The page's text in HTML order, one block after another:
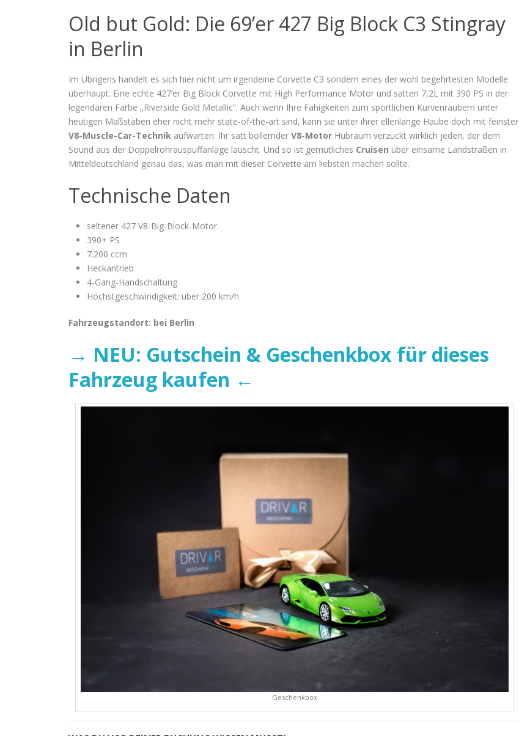
Old but Gold: Die 69’er 427 Big Block C3 Stingray
in Berlin
Im Übrigens handelt es sich hier nicht um irgendeine Corvette C3 sondern eines der wohl begehrtesten Modelle
überhaupt: Eine echte 427’er Big Block Corvette mit High Performance Motor und satten 7,2L mit 390 PS in der
legendären Farbe „Riverside Gold Metallic“. Auch wenn Ihre Fähigkeiten zum sportlichen Kurvenräubern unter
heutigen Maßstäben eher nicht mehr state-of-the-art sind, kann sie unter ihrer ellenlange Haube doch mit feinster
V8-Muscle-Car-Technik aufwarten: Ihr satt bollernder V8-Motor Hubraum verzückt wirklich jeden, der dem
Sound aus der Doppelrohrauspuffanlage lauscht. Und so ist gemütliches Cruisen über einsame Landstraßen in
Mitteldeutschland genau das, was man mit dieser Corvette am liebsten machen sollte.
Technische Daten
seltener 427 V8-Big-Block-Motor
390+ PS
7.200 ccm
Heckantrieb
4-Gang-Handschaltung
Höchstgeschwindigkeit: über 200 km/h
Fahrzeugstandort: bei Berlin
→ NEU: Gutschein & Geschenkbox für dieses
Fahrzeug kaufen ←
Geschenkbox